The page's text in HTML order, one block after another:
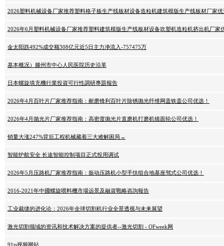
2026塑料机械设备厂家推荐塑料格子板生产线板材设备造粒机建筑模版生产线板材厂家
2026年6月塑料机械设备厂家推荐塑料建筑模版生产线板材设备吹塑机造粒机挤出机厂家
金太阳跌492%成交额308亿元近5日主力净流入-757475万
基本概况）滕州市中心人民医院历史沿革
日本螺旋填充機行業投資可行性調研專題報告
2026年4月百叶片厂家推荐指南：耐磨锋利百叶片除锈抛光纤维网盖铁盖公司优选！
2026年4月抛光片厂家推荐指南：高密度抛光片直磨机打磨机镜面轮公司优选！
销量大涨247%背后工程机械藏着三大难解困局→
智能护航安全 长途智能控制项目正式投用调试
2026年5月压路机厂家推荐指南：振动压路机小型手扶组合地基座驾式公司优选！
2016-2021年中國螺旋喂料機市場远景及融資戰略咨詢報告
工业裁缝的进化论：2026年全球切割机行业全景透视与未来展望
激光切割领域的资讯和技术解决方案的提供者--激光切割 - OFweek网
91ts视频网站